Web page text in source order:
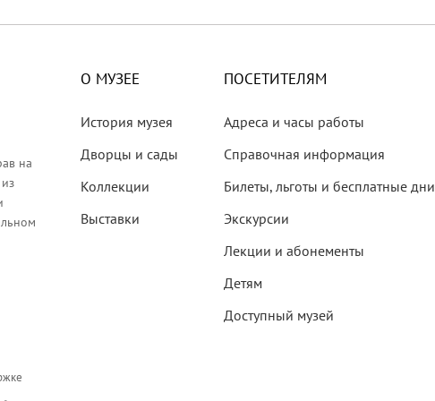
XIX века
К 150-летию со дня рождения
на
О МУЗЕЕ
История музея
Дворцы и сады
Коллекции
Выставки
ПОСЕТИТЕЛЯМ
Адреса и часы работы
Справочная информация
Билеты, льготы и бесплатные дни
Экскурсии
Лекции и абонементы
Детям
Доступный музей